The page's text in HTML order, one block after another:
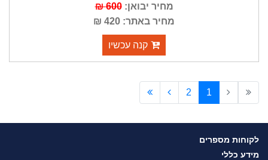
מחיר יבואן:600 ₪
מחיר באתר: 420 ₪
קנה עכשיו
1
2
לקוחות מספרים
מידע כללי